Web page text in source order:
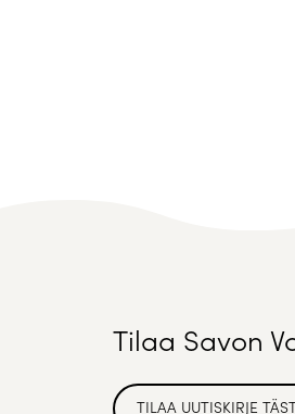
Tilaa Savon
TILAA UUTISKIRJE